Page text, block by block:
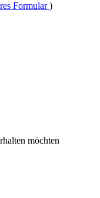
Formular)
möchten